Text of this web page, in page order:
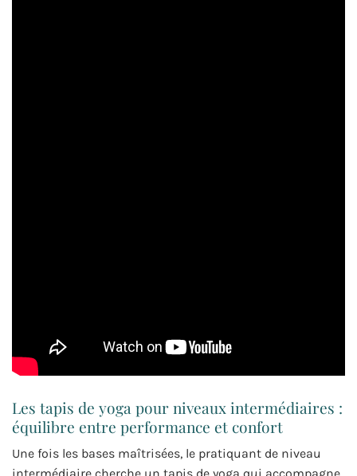
Les tapis de yoga pour niveaux intermédiaires :
équilibre entre performance et confort
Une fois les bases maîtrisées, le pratiquant de niveau